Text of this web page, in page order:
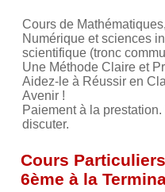
Cours de
Numérique et sciences
scientifique (tronc
Une Méthode Claire et
Aidez-le à Réussir en
Avenir !
Paiement à la
discuter.
Cours
6ème à la